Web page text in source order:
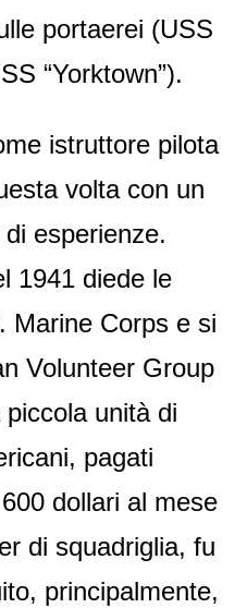
portaerei (USS
“Yorktown”).
istruttore pilota
volta con un
esperienze.
1941 diede le
Marine Corps e si
Volunteer Group
unità di
pagati
dollari al mese
di squadriglia, fu
principalmente,